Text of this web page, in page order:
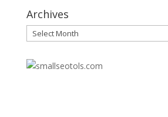
Archives
Archives